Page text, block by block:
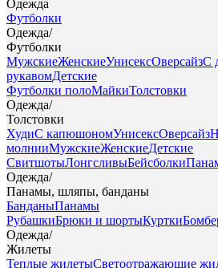
Одежда
Футболки
Одежда/
Футболки
МужскиеЖенскиеУнисексОверсайзС
рукавомДетские
Футболки полоМайкиТолстовки
Одежда/
Толстовки
ХудиС капюшономУнисексОверсайз
молнииМужскиеЖенскиеДетские
СвитшотыЛонгсливыБейсболки
Одежда/
Панамы, шляпы, банданы
БанданыПанамы
РубашкиБрюки и шортыКуртки
Одежда/
Жилеты
Теплые жилетыСветоотражающие